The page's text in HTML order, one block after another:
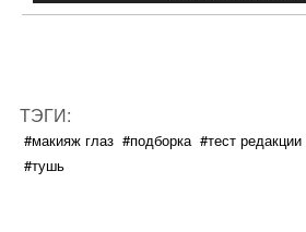
ТЭГИ:
#макияж глаз #подборка #тест редакции
#тушь